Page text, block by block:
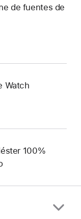
de fuentes de
Watch
100%